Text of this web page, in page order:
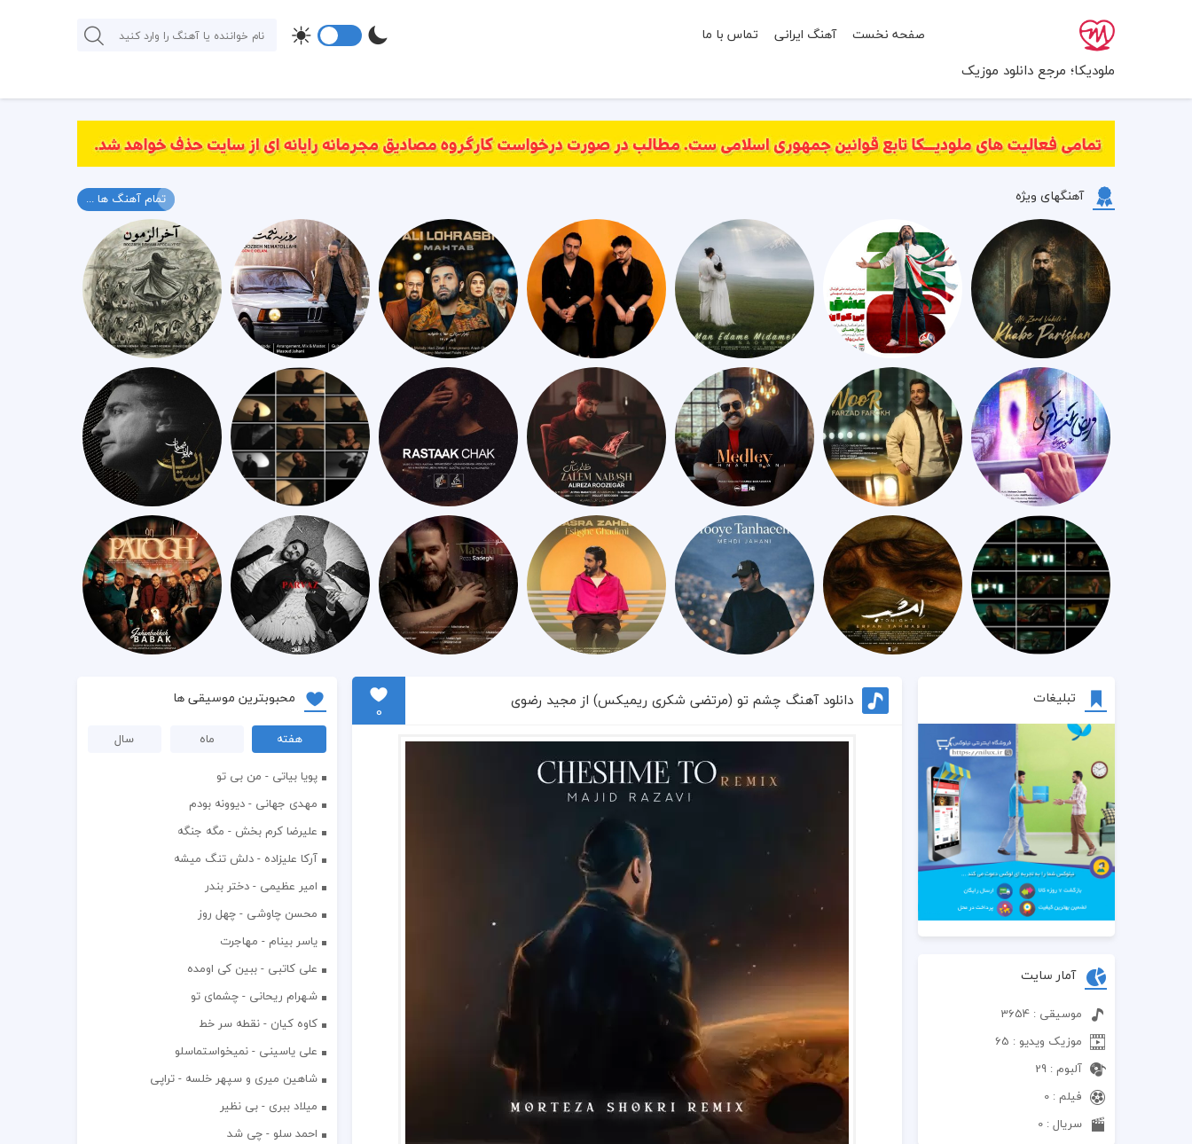
ملودیکا؛ مرجع دانلود موزیک
صفحه نخست آهنگ ایرانی تماس با ما
آهنگهای ویژه تمام آهنگ ها ...
تبلیغات
آمار سایت
موسیقی : 3654
موزیک ویدیو : 65
آلبوم : 29
فیلم : 0
سریال : 0
دانلود آهنگ چشم تو (مرتضی شکری ریمیکس) از مجید رضوی
0
محبوبترین موسیقی ها
هفته ماه
سال
پویا بیاتی - من بی تو
مهدی جهانی - دیوونه بودم
علیرضا کرم بخش - مگه جنگه
آرکا علیزاده - دلش تنگ میشه
امیر عظیمی - دختر بندر
محسن چاوشی - چهل روز
یاسر بینام - مهاجرت
علی کاتبی - ببین کی اومده
شهرام ریحانی - چشمای تو
کاوه کیان - نقطه سر خط
علی یاسینی - نمیخواستماسلو
شاهین میری و سپهر خلسه - تراپی
میلاد ببری - بی نظیر
احمد سلو - چی شد